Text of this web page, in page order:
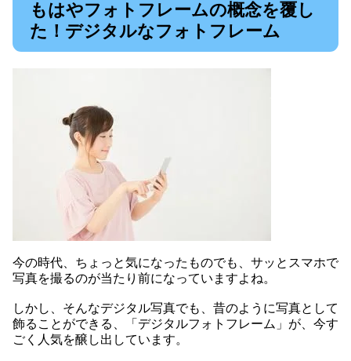
もはやフォトフレームの概念を覆し
た！デジタルなフォトフレーム
今の時代、ちょっと気になったものでも、サッとスマホで
写真を撮るのが当たり前になっていますよね。
しかし、そんなデジタル写真でも、昔のように写真として
飾ることができる、「デジタルフォトフレーム」が、今す
ごく人気を醸し出しています。